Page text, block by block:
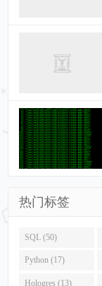
热门标签
SQL (50)
Python (17)
Hologres (13)